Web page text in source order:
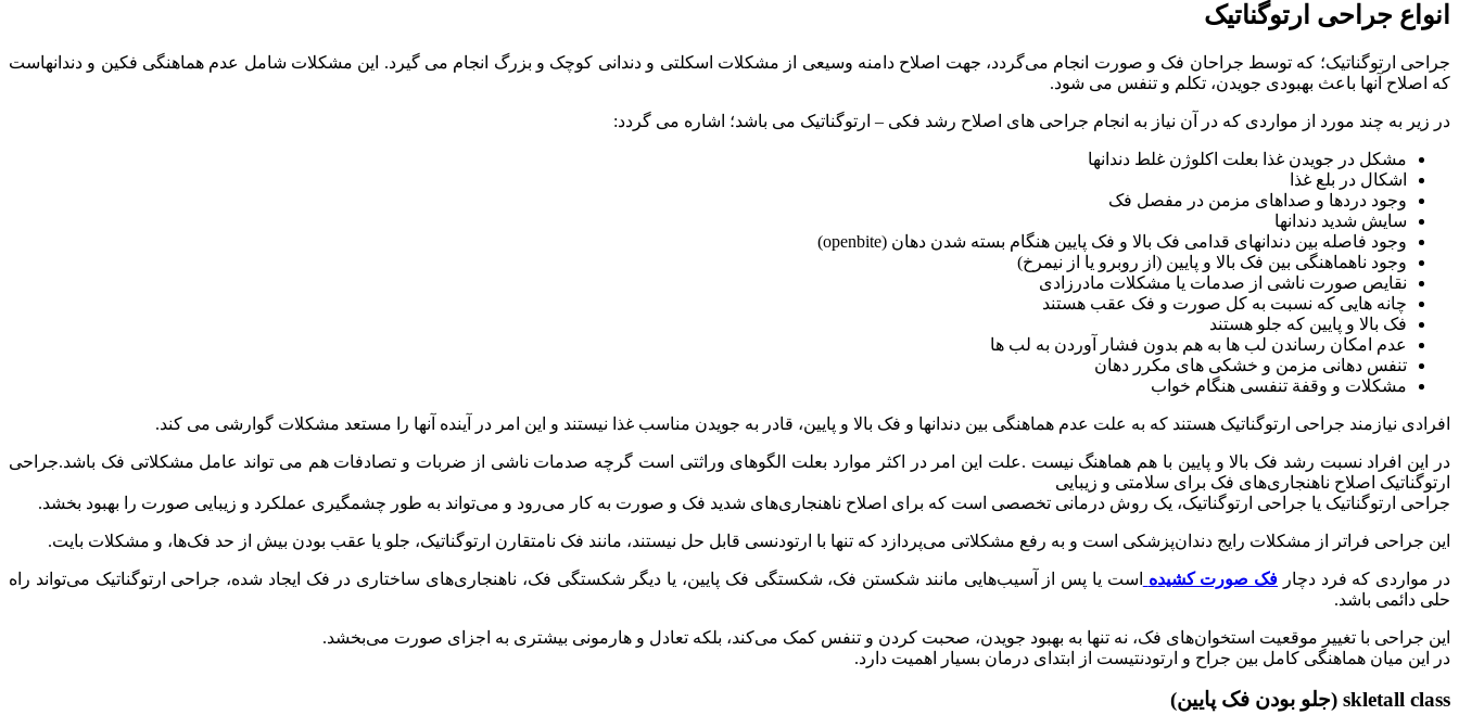
انواع جراحی ارتوگناتیک
جراحی ارتوگناتیک؛ که توسط جراحان فک و صورت انجام می‌گردد، جهت اصلاح دامنه وسیعی از مشکلات اسکلتی و دندانی کوچک و بزرگ انجام می گیرد. این مشکلات شامل عدم هماهنگی فکین و دندانهاست
که اصلاح آنها باعث بهبودی جویدن، تکلم و تنفس می شود.
در زیر به چند مورد از مواردی که در آن نیاز به انجام جراحی های اصلاح رشد فکی – ارتوگناتیک می باشد؛ اشاره می گردد:
مشکل در جویدن غذا بعلت اکلوژن غلط دندانها
اشکال در بلع غذا
وجود دردها و صداهای مزمن در مفصل فک
سایش شدید دندانها
وجود فاصله بین دندانهای قدامی فک بالا و فک پایین هنگام بسته شدن دهان (openbite)
وجود ناهماهنگی بین فک بالا و پایین (از روبرو یا از نیمرخ)
نقایص صورت ناشی از صدمات یا مشکلات مادرزادی
چانه هایی که نسبت به کل صورت و فک عقب هستند
فک بالا و پایین که جلو هستند
عدم امکان رساندن لب ها به هم بدون فشار آوردن به لب ها
تنفس دهانی مزمن و خشکی های مکرر دهان
مشکلات و وقفة تنفسی هنگام خواب
افرادی نیازمند جراحی ارتوگناتیک هستند که به علت عدم هماهنگی بین دندانها و فک بالا و پایین، قادر به جویدن مناسب غذا نیستند و این امر در آینده آنها را مستعد مشکلات گوارشی می کند.
در این افراد نسبت رشد فک بالا و پایین با هم هماهنگ نیست .علت این امر در اکثر موارد بعلت الگوهای وراثتی است گرچه صدمات ناشی از ضربات و تصادفات هم می تواند عامل مشکلاتی فک باشد.جراحی
ارتوگناتیک اصلاح ناهنجاری‌های فک برای سلامتی و زیبایی
جراحی ارتوگناتیک یا جراحی ارتوگناتیک، یک روش درمانی تخصصی است که برای اصلاح ناهنجاری‌های شدید فک و صورت به کار می‌رود و می‌تواند به طور چشمگیری عملکرد و زیبایی صورت را بهبود بخشد.
این جراحی فراتر از مشکلات رایج دندان‌پزشکی است و به رفع مشکلاتی می‌پردازد که تنها با ارتودنسی قابل حل نیستند، مانند فک نامتقارن ارتوگناتیک، جلو یا عقب بودن بیش از حد فک‌ها، و مشکلات بایت.
در مواردی که فرد دچار فک صورت کشیده
است یا پس از آسیب‌هایی مانند شکستن فک، شکستگی فک پایین، یا دیگر شکستگی فک، ناهنجاری‌های ساختاری در فک ایجاد شده، جراحی ارتوگناتیک می‌تواند راه
حلی دائمی باشد.
این جراحی با تغییر موقعیت استخوان‌های فک، نه تنها به بهبود جویدن، صحبت کردن و تنفس کمک می‌کند، بلکه تعادل و هارمونی بیشتری به اجزای صورت می‌بخشد.
در این میان هماهنگی کامل بین جراح و ارتودنتیست از ابتدای درمان بسیار اهمیت دارد.
skletall class (جلو بودن فک پایین)